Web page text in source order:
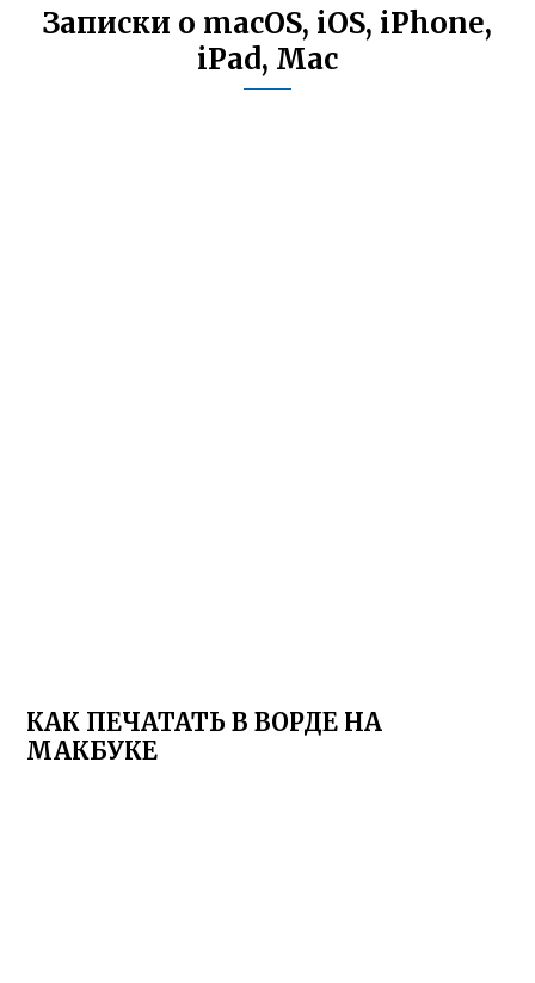
Записки о macOS, iOS, iPhone,
iPad, Mac
КАК ПЕЧАТАТЬ В ВОРДЕ НА
МАКБУКЕ